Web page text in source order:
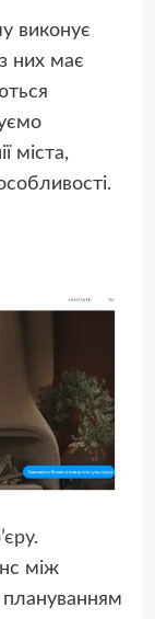
виконує
них має
міста,
.
між